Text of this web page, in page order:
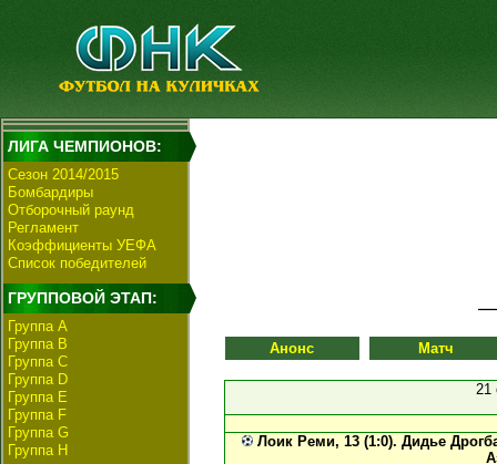
ЛИГА ЧЕМПИОНОВ:
Сезон 2014/2015
Бомбардиры
Отборочный раунд
Регламент
Коэффициенты УЕФА
Список победителей
ГРУППОВОЙ ЭТАП:
Группа А
Группа В
Группа C
Группа D
Группа E
Группа F
Группа G
Группа H
Анонс Матч
21
Лоик Реми, 13 (1:0). Дидье